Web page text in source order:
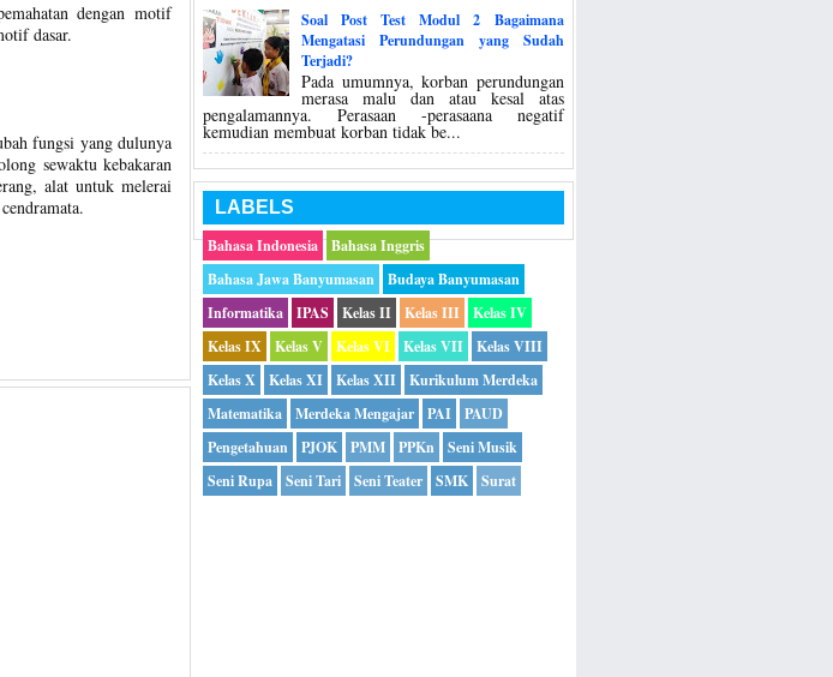
dengan motif
dasar.
fungsi yang dulunya
sewaktu kebakaran
alat untuk melerai
Soal Post Test Modul 2 Bagaimana
Mengatasi Perundungan yang Sudah
Terjadi?
Pada umumnya, korban perundungan
merasa malu dan atau kesal atas
pengalamannya. Perasaan -perasaana negatif
kemudian membuat korban tidak be...
LABELS
Bahasa Indonesia
Bahasa Inggris
Bahasa Jawa Banyumasan
Budaya Banyumasan
Informatika
IPAS Kelas II Kelas III
Kelas IV
Kelas IX
Kelas V Kelas VI Kelas VII
Kelas VIII
Kelas X
Kelas XI Kelas XII
Kurikulum Merdeka
Matematika
Merdeka Mengajar PAI
PAUD
Pengetahuan
PJOK PMM PPKn
Seni Musik
Seni Rupa
Seni Tari Seni Teater SMK Surat